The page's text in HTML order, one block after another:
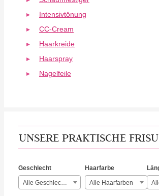
Intensivtönung
CC-Cream
Haarkreide
Haarspray
Nagelfeile
UNSERE PRAKTISCHE
Geschlecht
Alle Geschlechter
Haarfarbe
Alle Haarfarben